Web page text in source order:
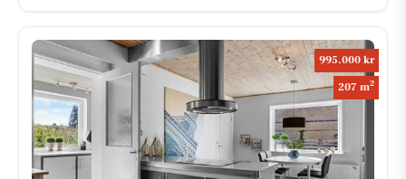
995.000 kr
207 m2